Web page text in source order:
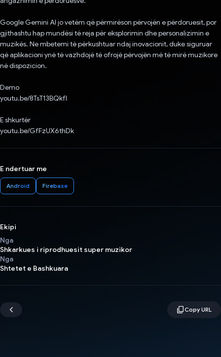
Google Gemini AI jo vetëm që përmirëson përvojën e përdoruesit, por
gjithashtu hap mundësi të reja për eksplorimin dhe personalizimin e
muzikës. Ne mbetemi të përkushtuar ndaj inovacionit, duke siguruar
që aplikacioni ynë të vazhdojë të ofrojë përvojën më të mirë muzikore
në dispozicion.
Demo
youtu.be/8TsT13BQkfI
E shkurtër
youtu.be/GfFzUX6thDk
E ndertuar me
Android Firebase
Ekipi
Nga
Shkarkues i riprodhuesit super muzikor
Nga
Shtetet e Bashkuara